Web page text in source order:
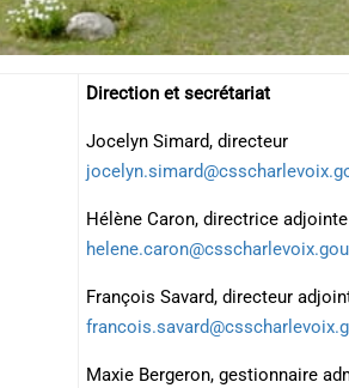
Direction et secrétariat
Jocelyn Simard, directeur
Hélène Caron, directrice adjointe
François Savard, directeur
Maxie Bergeron, gestionnaire